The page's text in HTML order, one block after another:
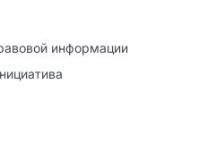
информации
брака